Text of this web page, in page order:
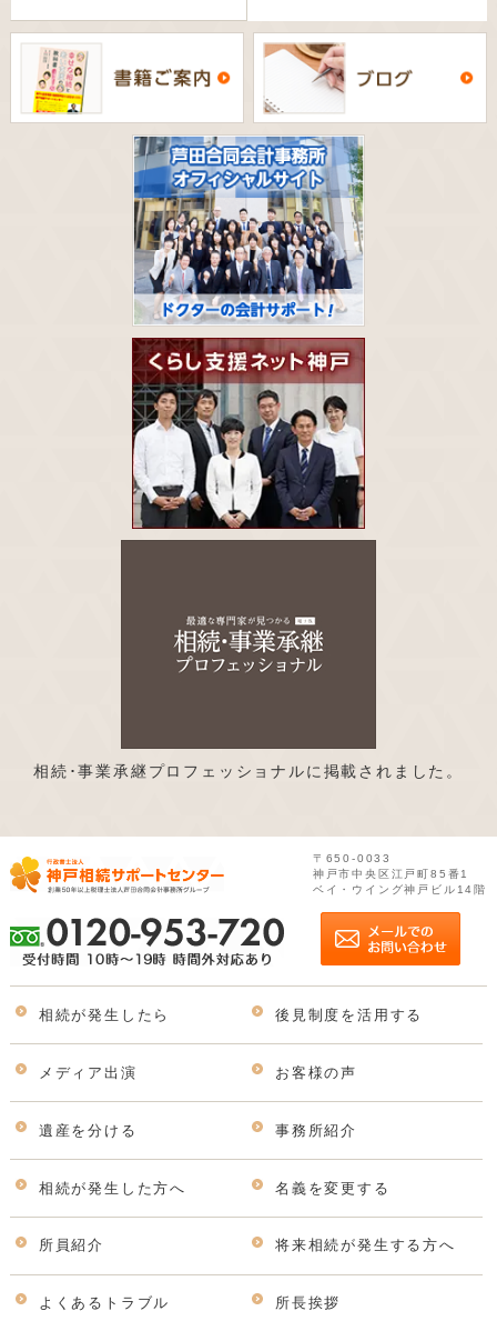
相続･事業承継プロフェッショナルに掲載されました。
〒650-0033
神戸市中央区江戸町85番1
ベイ・ウイング神戸ビル14階
相続が発生したら 後見制度を活用する
メディア出演 お客様の声
遺産を分ける 事務所紹介
相続が発生した方へ 名義を変更する
所員紹介 将来相続が発生する方へ
よくあるトラブル 所長挨拶